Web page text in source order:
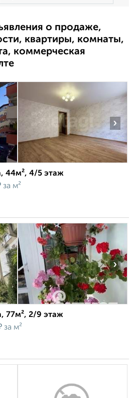
о продаже,
квартиры, комнаты,
коммерческая
›
44м², 4/5 этаж
за м²
›
77м², 2/9 этаж
за м²